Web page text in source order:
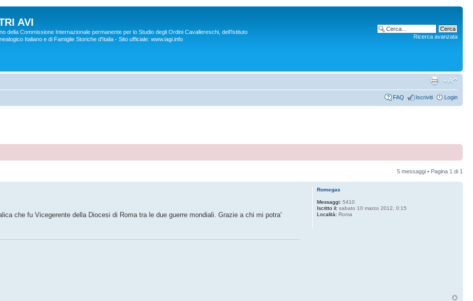
AVI
della Commissione Internazionale permanente per lo Studio degli Ordini Cavallereschi, dell’Istituto
Italiano e di Famiglie Storiche d'Italia - Sito ufficiale: www.iagi.info
Ricerca avanzata
FAQ Iscriviti Login
5 messaggi • Pagina 1 di 1
che fu Vicegerente della Diocesi di Roma tra le due guerre mondiali. Grazie a chi mi potra'
Romegas
Messaggi: 5410
Iscritto il: sabato 10 marzo 2012, 0:15
Località: Roma